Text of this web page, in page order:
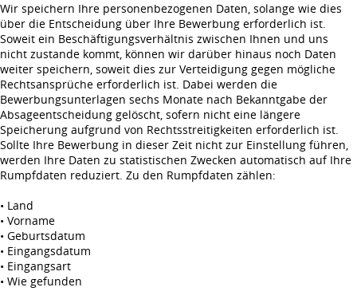
Wir speichern Ihre personenbezogenen Daten, solange wie dies
über die Entscheidung über Ihre Bewerbung erforderlich ist.
Soweit ein Beschäftigungsverhältnis zwischen Ihnen und uns
nicht zustande kommt, können wir darüber hinaus noch Daten
weiter speichern, soweit dies zur Verteidigung gegen mögliche
Rechtsansprüche erforderlich ist. Dabei werden die
Bewerbungsunterlagen sechs Monate nach Bekanntgabe der
Absageentscheidung gelöscht, sofern nicht eine längere
Speicherung aufgrund von Rechtsstreitigkeiten erforderlich ist.
Sollte Ihre Bewerbung in dieser Zeit nicht zur Einstellung führen,
werden Ihre Daten zu statistischen Zwecken automatisch auf Ihre
Rumpfdaten reduziert. Zu den Rumpfdaten zählen:
• Land
• Vorname
• Geburtsdatum
• Eingangsdatum
• Eingangsart
• Wie gefunden